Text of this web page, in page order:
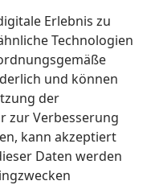
Erlebnis zu
Technologien
und können
der
zur Verbesserung
kann akzeptiert
Daten werden